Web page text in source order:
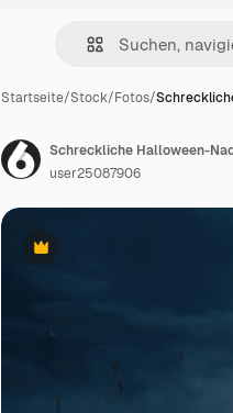
Startseite/Stock/Fotos/
Premium
Schreckliche Halloween-
user25087906